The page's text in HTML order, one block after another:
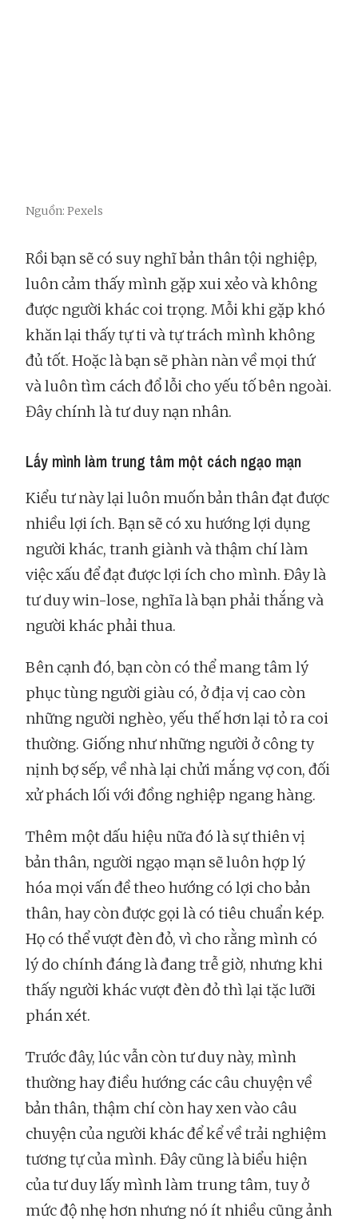
Nguồn: Pexels
Rồi bạn sẽ có suy nghĩ bản thân tội nghiệp,
luôn cảm thấy mình gặp xui xẻo và không
được người khác coi trọng. Mỗi khi gặp khó
khăn lại thấy tự ti và tự trách mình không
đủ tốt. Hoặc là bạn sẽ phàn nàn về mọi thứ
và luôn tìm cách đổ lỗi cho yếu tố bên ngoài.
Đây chính là tư duy nạn nhân.
Lấy mình làm trung tâm một cách ngạo mạn
Kiểu tư này lại luôn muốn bản thân đạt được
nhiều lợi ích. Bạn sẽ có xu hướng lợi dụng
người khác, tranh giành và thậm chí làm
việc xấu để đạt được lợi ích cho mình. Đây là
tư duy win-lose, nghĩa là bạn phải thắng và
người khác phải thua.
Bên cạnh đó, bạn còn có thể mang tâm lý
phục tùng người giàu có, ở địa vị cao còn
những người nghèo, yếu thế hơn lại tỏ ra coi
thường. Giống như những người ở công ty
nịnh bợ sếp, về nhà lại chửi mắng vợ con, đối
xử phách lối với đồng nghiệp ngang hàng.
Thêm một dấu hiệu nữa đó là sự thiên vị
bản thân, người ngạo mạn sẽ luôn hợp lý
hóa mọi vấn đề theo hướng có lợi cho bản
thân, hay còn được gọi là có tiêu chuẩn kép.
Họ có thể vượt đèn đỏ, vì cho rằng mình có
lý do chính đáng là đang trễ giờ, nhưng khi
thấy người khác vượt đèn đỏ thì lại tặc lưỡi
phán xét.
Trước đây, lúc vẫn còn tư duy này, mình
thường hay điều hướng các câu chuyện về
bản thân, thậm chí còn hay xen vào câu
chuyện của người khác để kể về trải nghiệm
tương tự của mình. Đây cũng là biểu hiện
của tư duy lấy mình làm trung tâm, tuy ở
mức độ nhẹ hơn nhưng nó ít nhiều cũng ảnh